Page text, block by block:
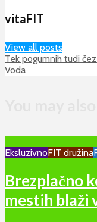
vitaFIT
View all posts
Tek pogumnih tudi
Voda
EksluzivnoFIT družina
Brezplačno
mestih blaži